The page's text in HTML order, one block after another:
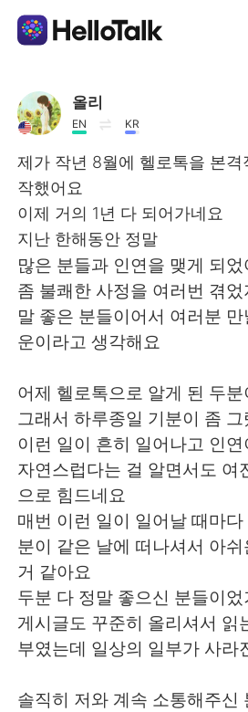
Language Exchange App
AI Grammar Checker
English
简体中文 繁體中文
Español العربية
日本語 한국어
Русский ไทย
Indonesia
Türkçe Tiếng Việt
Português
올리
EN KR
제가 작년 8월에 헬로톡을 본격
작했어요
이제 거의 1년 다 되어가네요
지난 한해동안 정말
많은 분들과 인연을 맺게 되었
좀 불쾌한 사정을 여러번 겪
말 좋은 분들이어서 여러분
운이라고 생각해요
어제 헬로톡으로 알게 된 두
그래서 하루종일 기분이 좀 그
이런 일이 흔히 일어나고 인
자연스럽다는 걸 알면서도 여
으로 힘드네요
매번 이런 일이 일어날 때마
분이 같은 날에 떠나셔서 아
거 같아요
두분 다 정말 좋으신 분들이었
게시글도 꾸준히 올리셔서 읽
부였는데 일상의 일부가 사라
솔직히 저와 계속 소통해주신